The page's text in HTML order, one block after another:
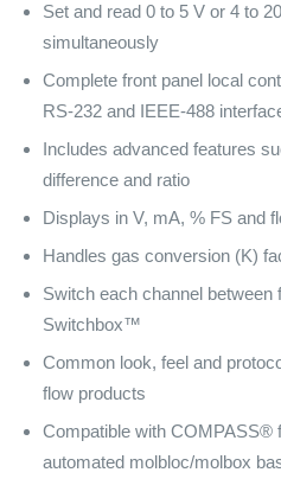
Set and read 0 to 5 V or 4 to
simultaneously
Complete front panel local
RS-232 and IEEE-488
Includes advanced features
difference and ratio
Displays in V, mA, % FS and
Handles gas conversion (K)
Switch each channel
Switchbox™
Common look, feel and
flow products
Compatible with COMPASS®
automated molbloc/molbox